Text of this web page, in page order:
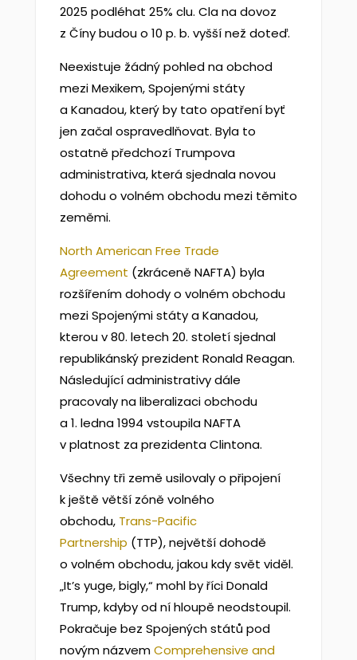
2025 podléhat 25% clu. Cla na dovoz
z Číny budou o 10 p. b. vyšší než doteď.
Neexistuje žádný pohled na obchod
mezi Mexikem, Spojenými státy
a Kanadou, který by tato opatření byť
jen začal ospravedlňovat. Byla to
ostatně předchozí Trumpova
administrativa, která sjednala novou
dohodu o volném obchodu mezi těmito
zeměmi.
North American Free Trade
Agreement (zkráceně NAFTA) byla
rozšířením dohody o volném obchodu
mezi Spojenými státy a Kanadou,
kterou v 80. letech 20. století sjednal
republikánský prezident Ronald Reagan.
Následující administrativy dále
pracovaly na liberalizaci obchodu
a 1. ledna 1994 vstoupila NAFTA
v platnost za prezidenta Clintona.
Všechny tři země usilovaly o připojení
k ještě větší zóně volného
obchodu, Trans-Pacific
Partnership (TTP), největší dohodě
o volném obchodu, jakou kdy svět viděl.
„It’s yuge, bigly,“ mohl by říci Donald
Trump, kdyby od ní hloupě neodstoupil.
Pokračuje bez Spojených států pod
novým názvemComprehensive and